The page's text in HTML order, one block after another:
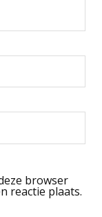
browser
reactie plaats.